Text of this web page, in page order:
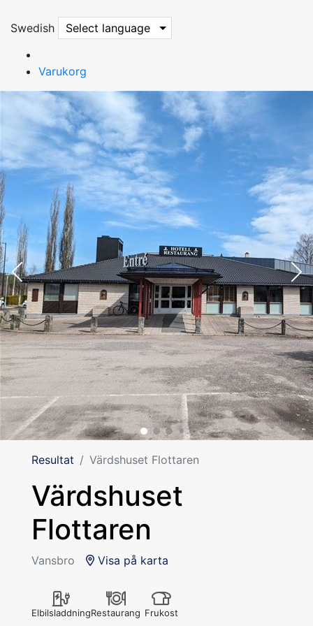
Swedish Select language
Varukorg
Resultat Värdshuset Flottaren
Värdshuset
Flottaren
Vansbro Visa på karta
ElbilsladdningRestaurang Frukost